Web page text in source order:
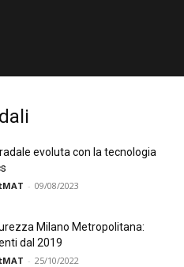
evoluta con la tecnologia
- 09/08/2023
Milano Metropolitana:
dal 2019
- 25/10/2022